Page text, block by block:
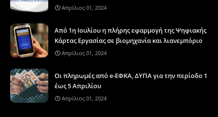
Απρίλιος 01, 2024
Από 1η Ιουλίου η πλήρης εφαρμογή της Ψηφιακής
Κάρτας Εργασίας σε βιομηχανία και λιανεμπόριο
Απρίλιος 01, 2024
Οι πληρωμές από e-ΕΦΚΑ, ΔΥΠΑ για την περίοδο 1
έως 5 Απριλίου
Απρίλιος 01, 2024